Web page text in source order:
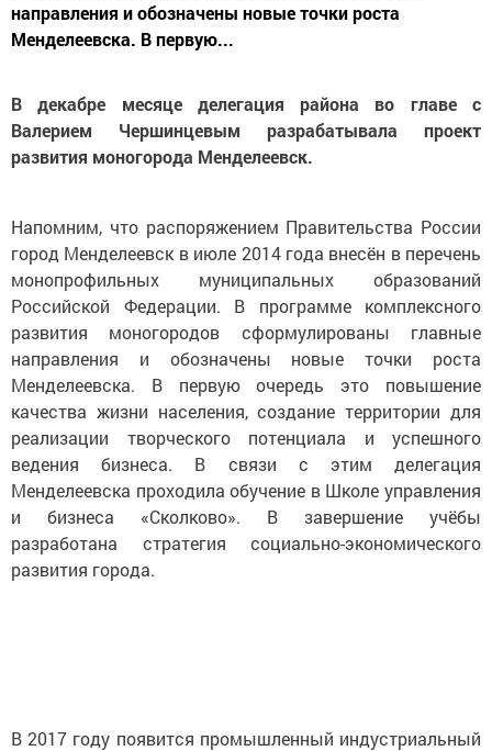
направления и обозначены новые точки роста
Менделеевска. В первую...
В декабре месяце делегация района во главе с
Валерием Чершинцевым разрабатывала проект
развития моногорода Менделеевск.
Напомним, что распоряжением Правительства России
город Менделеевск в июле 2014 года внесён в перечень
монопрофильных муниципальных образований
Российской Федерации. В программе комплексного
развития моногородов сформулированы главные
направления и обозначены новые точки роста
Менделеевска. В первую очередь это повышение
качества жизни населения, создание территории для
реализации творческого потенциала и успешного
ведения бизнеса. В связи с этим делегация
Менделеевска проходила обучение в Школе управления
и бизнеса «Сколково». В завершение учёбы
разработана стратегия социально-экономического
развития города.
В 2017 году появится промышленный индустриальный